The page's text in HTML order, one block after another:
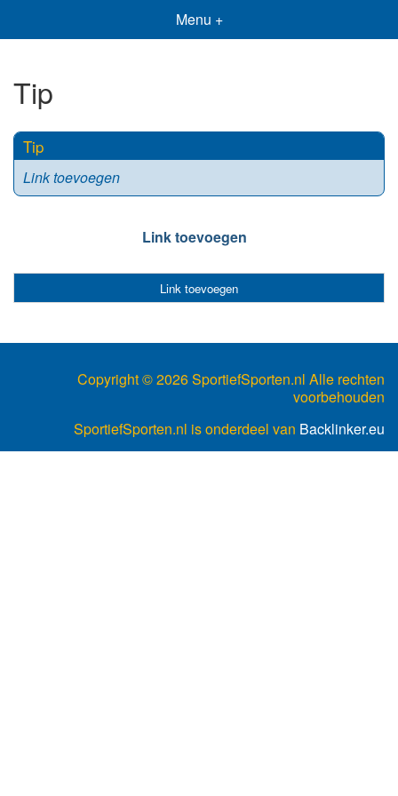
Menu +
Tip
Tip
Link toevoegen
Link toevoegen
Link toevoegen
Copyright ©2026 SportiefSporten.nl Alle rechten
voorbehouden
SportiefSporten.nl is onderdeel van Backlinker.eu